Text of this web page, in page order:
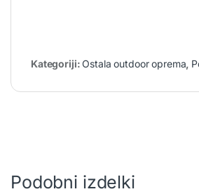
Kategoriji:Ostala outdoor oprema,
Podobni izdelki